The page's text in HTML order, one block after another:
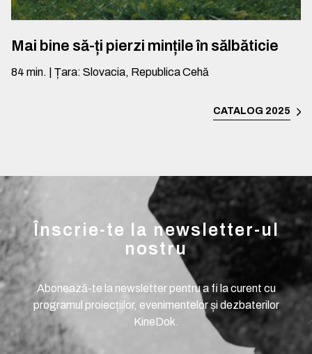
Mai bine să-ți pierzi mințile în sălbăticie
84 min. Țara: Slovacia, Republica Cehă
CATALOG 2025
Înscrie-te la newsletter-ul
nostru
Abonează-te la newsletter pentru a fi la curent cu
programul proiecțiilor, evenimentelor și dezbaterilor
KineDok.